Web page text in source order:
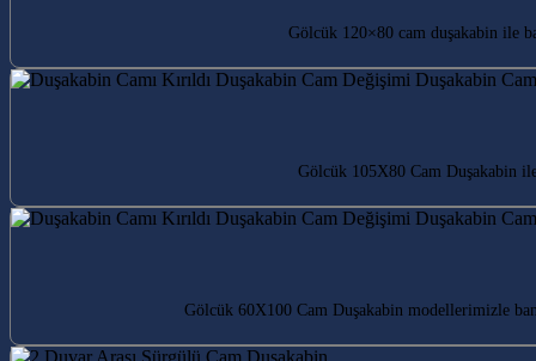
Gölcük 120×80 cam duşakabin ile
Gölcük 105X80 Cam Duşakabin
Gölcük 60X100 Cam Duşakabin modellerimizle